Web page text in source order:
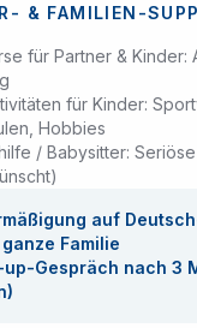
& FAMILIEN-
für Partner & Kinder:
für Kinder:
Hobbies
/ Babysitter:
auf
Familie
up-Gespräch nach 3